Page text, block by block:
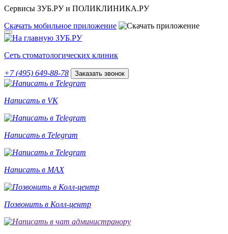
Сервисы ЗУБ.РУ и ПОЛИКЛИНИКА.РУ
Скачать мобильное приложение
Сеть стоматологических клиник
+7 (495) 649-88-78 Заказать звонок
Написать в VK
Написать в Telegram
Написать в MAX
Позвонить в Колл-центр